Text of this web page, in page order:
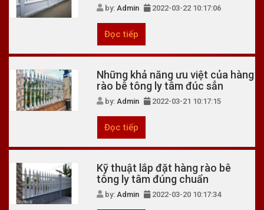
by:Admin 2022-03-22 10:17:06
Đọc tiếp
Những khả năng ưu việt của hàng
rào bê tông ly tâm đúc sẳn
by:Admin 2022-03-21 10:17:15
Đọc tiếp
Kỹ thuật lắp đặt hàng rào bê
tông ly tâm đúng chuẩn
by:Admin 2022-03-20 10:17:34